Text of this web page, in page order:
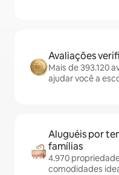
Avaliações
Mais de 393.120
ajudar você a
Aluguéis por
famílias
4.970
comodidades